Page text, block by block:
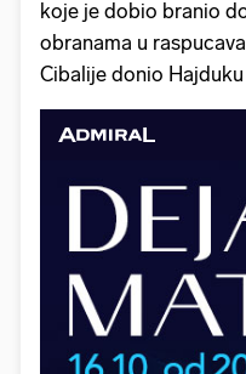
koje je dobio branio
obranama u
Cibalije donio